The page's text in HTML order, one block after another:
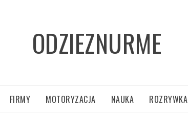
ODZIEZNURME
FIRMY MOTORYZACJA NAUKA ROZRYWKA